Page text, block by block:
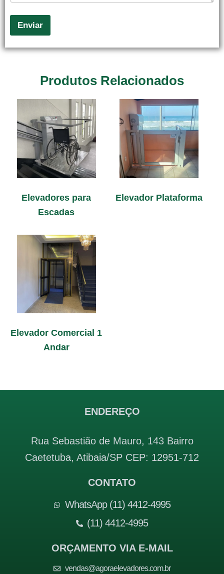
Enviar
Produtos Relacionados
Elevadores para
Escadas
Elevador Plataforma
Elevador Comercial 1
Andar
ENDEREÇO
Rua Sebastião de Mauro, 143 Bairro
Caetetuba, Atibaia/SP CEP: 12951-712
CONTATO
WhatsApp (11) 4412-4995
(11) 4412-4995
ORÇAMENTO VIA E-MAIL
vendas@agoraelevadores.com.br